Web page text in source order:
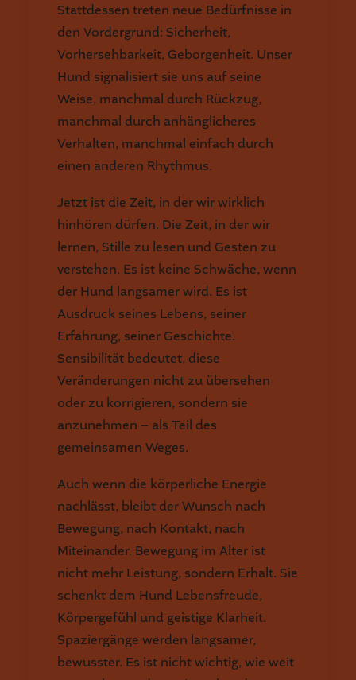
Stattdessen treten neue Bedürfnisse in
den Vordergrund: Sicherheit,
Vorhersehbarkeit, Geborgenheit. Unser
Hund signalisiert sie uns auf seine
Weise, manchmal durch Rückzug,
manchmal durch anhänglicheres
Verhalten, manchmal einfach durch
einen anderen Rhythmus.
Jetzt ist die Zeit, in der wir wirklich
hinhören dürfen. Die Zeit, in der wir
lernen, Stille zu lesen und Gesten zu
verstehen. Es ist keine Schwäche, wenn
der Hund langsamer wird. Es ist
Ausdruck seines Lebens, seiner
Erfahrung, seiner Geschichte.
Sensibilität bedeutet, diese
Veränderungen nicht zu übersehen
oder zu korrigieren, sondern sie
anzunehmen – als Teil des
gemeinsamen Weges.
Auch wenn die körperliche Energie
nachlässt, bleibt der Wunsch nach
Bewegung, nach Kontakt, nach
Miteinander. Bewegung im Alter ist
nicht mehr Leistung, sondern Erhalt. Sie
schenkt dem Hund Lebensfreude,
Körpergefühl und geistige Klarheit.
Spaziergänge werden langsamer,
bewusster. Es ist nicht wichtig, wie weit